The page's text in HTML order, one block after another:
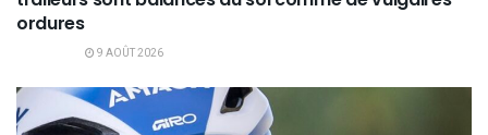
ordures
9 AOÛT 2026